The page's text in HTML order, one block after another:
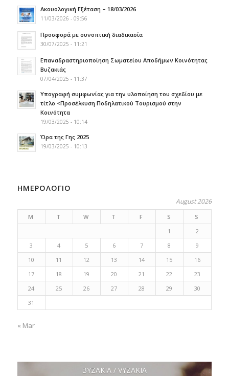
Ακουολογική Εξέταση – 18/03/2026
11/03/2026 - 09:56
Προσφορά με συνοπτική διαδικασία
30/07/2025 - 11:21
Επαναδραστηριοποίηση Σωματείου Αποδήμων Κοινότητας
Βυζακιάς
07/04/2025 - 11:37
Υπογραφή συμφωνίας για την υλοποίηση του σχεδίου με
τίτλο <Προσέλκυση Ποδηλατικού Τουρισμού στην
Κοινότητα
19/03/2025 - 10:14
Ώρα της Γης 2025
19/03/2025 - 10:13
ΗΜΕΡΟΛΟΓΙΟ
August 2026
M T W T F S
S
1
2
3
4 5 6 7 8
9
10
11 12 13 14 15
16
17
18 19 20 21 22
23
24
25 26 27 28 29
30
31
« Mar
ΒΥΖΑΚΙΑ / VYZAKIA